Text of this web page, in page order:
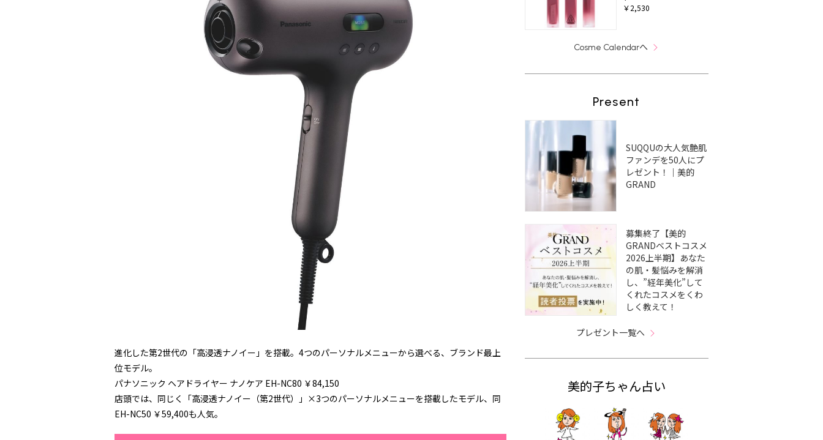
進化した第2世代の「高浸透ナノイー」を搭載。4つのパーソナルメニューから選べる、ブランド最上
位モデル。
パナソニック ヘアドライヤー ナノケア EH-NC80 ￥84,150
店頭では、同じく「高浸透ナノイー（第2世代）」×3つのパーソナルメニューを搭載したモデル、同
EH-NC50 ￥59,400も人気。
￥2,530
Cosme Calendarへ
Present
SUQQUの大人気艶肌
ファンデを50人にプ
レゼント！｜美的
GRAND
募集終了【美的
GRANDベストコスメ
2026上半期】あなた
の肌・髪悩みを解消
し、”経年美化”して
くれたコスメをくわ
しく教えて！
プレゼント一覧へ
美的子ちゃん占い